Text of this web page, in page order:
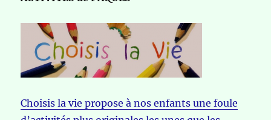
Choisis la vie propose à nos enfants une foule